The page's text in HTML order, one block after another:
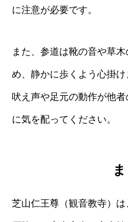
に注意が必要です。
また、参道は靴の音や草
め、静かに歩くよう心掛け
吠え声や足元の動作が他
に気を配ってください。
芝山仁王尊（観音教寺）は